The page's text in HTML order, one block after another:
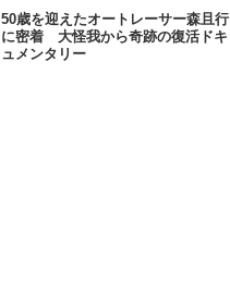
50歳を迎えたオートレーサー森且行
に密着 大怪我から奇跡の復活ドキ
ュメンタリー